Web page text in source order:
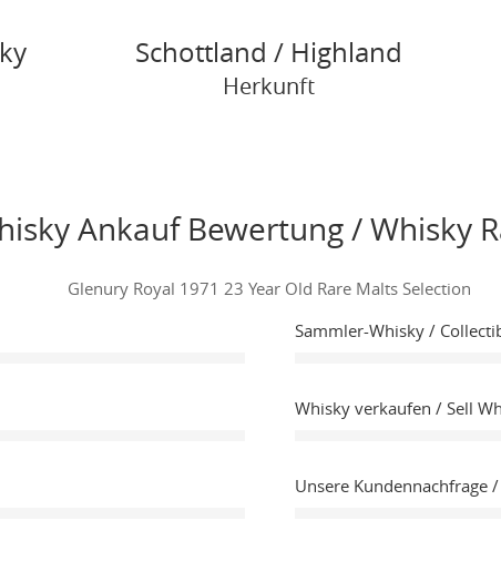
Schottland / Highland
Herkunft
Ankauf Bewertung / Whisky
Glenury Royal 1971 23 Year Old Rare Malts Selection
Sammler-Whisky /
Whisky verkaufen / Sell
Unsere Kundennachfrage